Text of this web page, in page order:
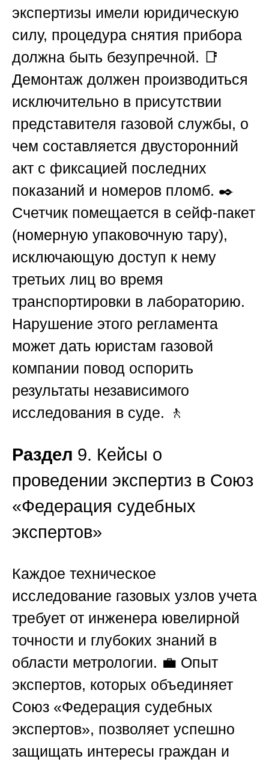
экспертизы имели юридическую
силу, процедура снятия прибора
должна быть безупречной. 📑
Демонтаж должен производиться
исключительно в присутствии
представителя газовой службы, о
чем составляется двусторонний
акт с фиксацией последних
показаний и номеров пломб. ✒️
Счетчик помещается в сейф-пакет
(номерную упаковочную тару),
исключающую доступ к нему
третьих лиц во время
транспортировки в лабораторию.
Нарушение этого регламента
может дать юристам газовой
компании повод оспорить
результаты независимого
исследования в суде. 🚶
Раздел 9. Кейсы о
проведении экспертиз в Союз
«Федерация судебных
экспертов»
Каждое техническое
исследование газовых узлов учета
требует от инженера ювелирной
точности и глубоких знаний в
области метрологии. 💼 Опыт
экспертов, которых объединяет
Союз «Федерация судебных
экспертов», позволяет успешно
защищать интересы граждан и